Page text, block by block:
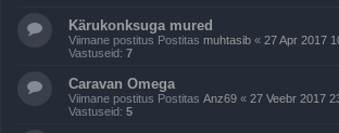
Kärukonksuga mured
Viimane postitus Postitas muhtasib « 27 Apr 2017
Vastuseid: 7
Caravan Omega
Viimane postitus Postitas Anz69 « 27 Veebr 2017
Vastuseid: 5